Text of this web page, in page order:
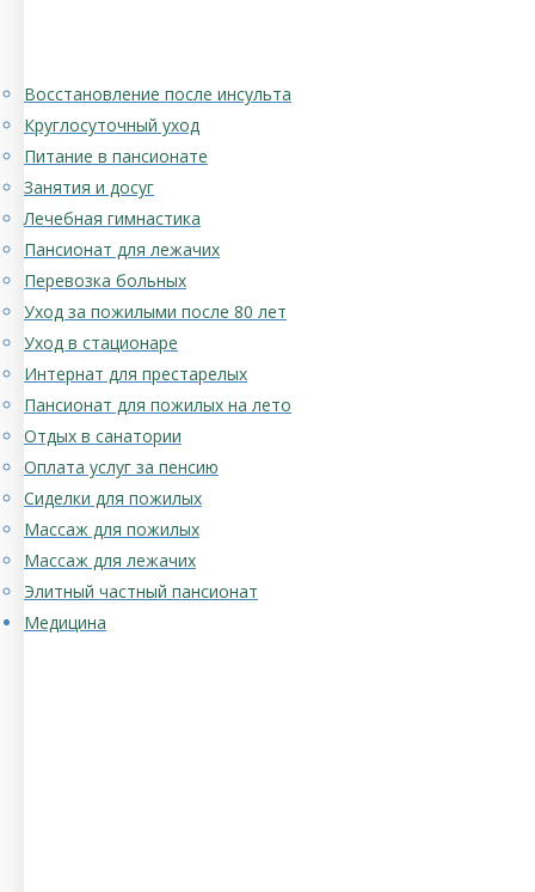
Восстановление после инсульта
Круглосуточный уход
Питание в пансионате
Занятия и досуг
Лечебная гимнастика
Пансионат для лежачих
Перевозка больных
Уход за пожилыми после 80 лет
Уход в стационаре
Интернат для престарелых
Пансионат для пожилых на лето
Отдых в санатории
Оплата услуг за пенсию
Сиделки для пожилых
Массаж для пожилых
Массаж для лежачих
Элитный частный пансионат
Медицина